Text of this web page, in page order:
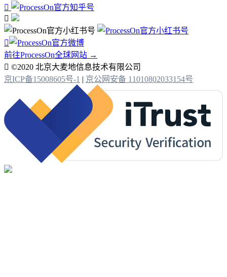



前往ProcessOn全球网站 →
 ©2020 北京大麦地信息技术有限公司
京ICP备15008605号-1 | 京公网安备 11010802033154号